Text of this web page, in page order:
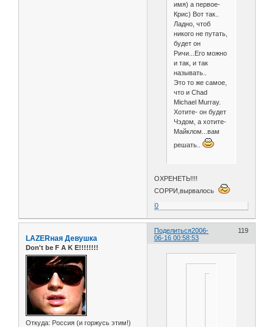
имя) а первое-
Крис) Вот так..
Ладно, чтоб
никого не путать,
будет он
Ричи...Его можно
и так, и так
называть..
Это то же самое,
что и Chad
Michael Murray.
Хотите- он будет
Чэдом, а хотите-
Майклом...вам
решать..
ОХРЕНЕТЬ!!!!
СОРРИ,вырвалось
0
Поделиться 119
2006-
06-16 00:58:53
LAZERная Девушка
Don't be F A K E!!!!!!!!
Откуда: Россия (и горжусь этим!)